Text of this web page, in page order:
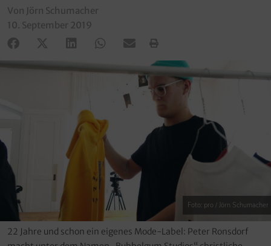
Von Jörn Schumacher
10. September 2019
Foto: pro / Jörn Schumacher
22 Jahre und schon ein eigenes Mode-Label: Peter Ronsdorf